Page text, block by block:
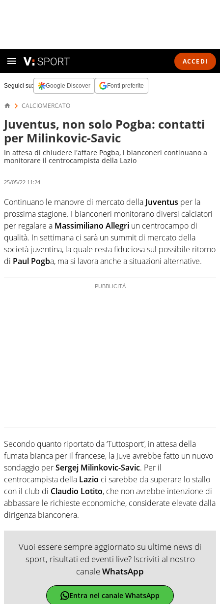
ACCEDI
Seguici su: Google Discover Fonti preferite
CALCIOMERCATO
Juventus, non solo Pogba: contatti
per Milinkovic-Savic
In attesa di chiudere l'affare Pogba, i bianconeri continuano a
monitorare il centrocampista della Lazio
25/05/22 11:24
Continuano le manovre di mercato della Juventus per la
prossima stagione. I bianconeri monitorano diversi calciatori
per regalare a Massimiliano Allegri un centrocampo di
qualità. In settimana ci sarà un summit di mercato della
società juventina, la quale resta fiduciosa sul possibile ritorno
di Paul Pogba, ma si lavora anche a situazioni alternative.
Secondo quanto riportato da ‘Tuttosport’, in attesa della
fumata bianca per il francese, la Juve avrebbe fatto un nuovo
sondaggio perSergej Milinkovic-Savic. Per il
centrocampista della Lazio ci sarebbe da superare lo stallo
con il club di Claudio Lotito, che non avrebbe intenzione di
abbassare le richieste economiche, considerate elevate dalla
dirigenza bianconera.
Vuoi essere sempre aggiornato su ultime news di
sport, risultati ed eventi live? Iscriviti al nostro
canaleWhatsApp
Entra nel canale WhatsApp